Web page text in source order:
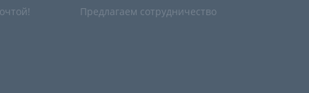
Предлагаем сотрудничество